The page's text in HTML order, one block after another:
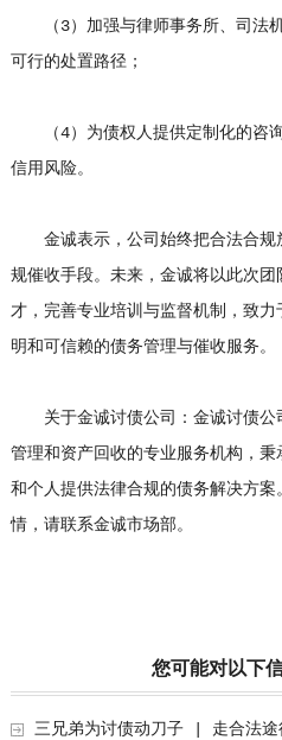
（3）加强与律师事务所、司法
可行的处置路径；
（4）为债权人提供定制化的咨
信用风险。
金诚表示，公司始终把合法合规
规催收手段。未来，金诚将以此次
才，完善专业培训与监督机制，致
明和可信赖的债务管理与催收服务。
关于金诚讨债公司：金诚讨债公
管理和资产回收的专业服务机构，
和个人提供法律合规的债务解决方
情，请联系金诚市场部。
您可能对以下
三兄弟为讨债动刀子 | 走合法途